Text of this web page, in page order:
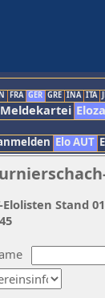
FRA GER GRE INA ITA
Meldekartei
Elo AUT
Elolisten Stand